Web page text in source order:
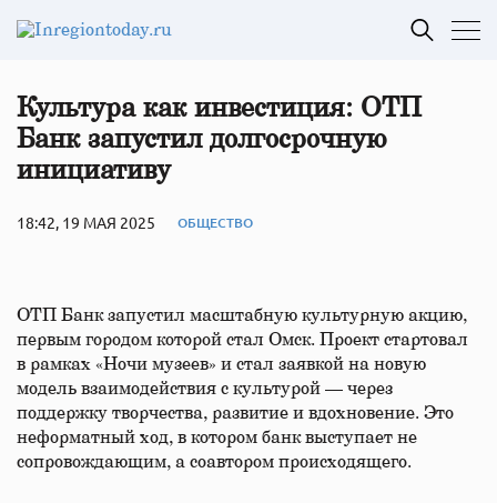
Культура как инвестиция: ОТП
Банк запустил долгосрочную
инициативу
18:42, 19 МАЯ 2025 ОБЩЕСТВО
ОТП Банк запустил масштабную культурную акцию,
первым городом которой стал Омск. Проект стартовал
в рамках «Ночи музеев» и стал заявкой на новую
модель взаимодействия с культурой — через
поддержку творчества, развитие и вдохновение. Это
неформатный ход, в котором банк выступает не
сопровождающим, а соавтором происходящего.